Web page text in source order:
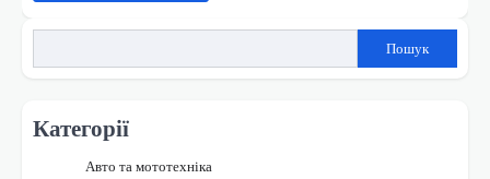
Пошук
Категорії
Авто та мототехніка